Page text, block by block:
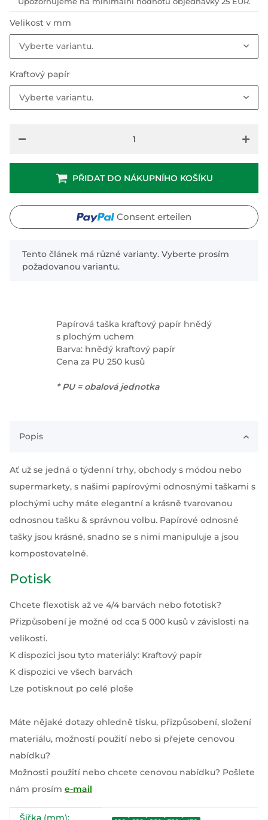
Papírová taška kraftový papír hnědý
s plochým uchem
Barva: hnědý kraftový papír
Cena za PU 250 kusů
* PU = obalová jednotka
Velikost v mm
Vyberte variantu.
Kraftový papír
Vyberte variantu.
PŘIDAT DO NÁKUPNÍHO KOŠÍKU
Consent erteilen
x
Tento článek má různé varianty. Vyberte prosím
požadovanou variantu.
Popis
Ať už se jedná o týdenní trhy, obchody s módou nebo
supermarkety, s našimi papírovými odnosnými taškami s
plochými uchy máte elegantní a krásně tvarovanou
odnosnou tašku & správnou volbu. Papírové odnosné
tašky jsou krásné, snadno se s nimi manipuluje a jsou
kompostovatelné.
Potisk
Chcete flexotisk až ve 4/4 barvách nebo fototisk?
Přizpůsobení je možné od cca 5 000 kusů v závislosti na
velikosti.
K dispozici jsou tyto materiály: Kraftový papír
K dispozici ve všech barvách
Lze potisknout po celé ploše
Máte nějaké dotazy ohledně tisku, přizpůsobení, složení
materiálu, možností použití nebo si přejete cenovou
nabídku?
Možnosti použití nebo chcete cenovou nabídku? Pošlete
nám prosím e-mail
Šířka (mm):